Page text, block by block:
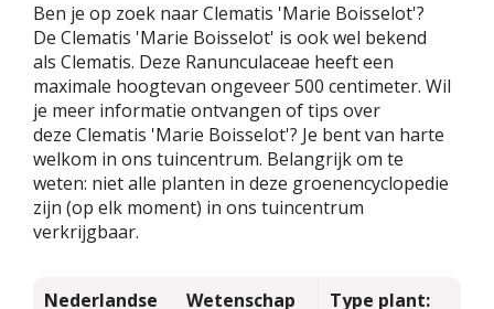
Ben je op zoek naar Clematis 'Marie Boisselot'?
De Clematis 'Marie Boisselot' is ook wel bekend
als Clematis. Deze Ranunculaceae heeft een
maximale hoogtevan ongeveer 500 centimeter. Wil
je meer informatie ontvangen of tips over
deze Clematis 'Marie Boisselot'? Je bent van harte
welkom in ons tuincentrum. Belangrijk om te
weten: niet alle planten in deze groenencyclopedie
zijn (op elk moment) in ons tuincentrum
verkrijgbaar.
Nederlandse
Wetenschap
Type plant: